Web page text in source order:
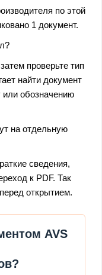
по этой
1 документ.
проверьте тип
найти документ
или обозначению
на отдельную
сведения,
к PDF. Так
открытием.
AVS